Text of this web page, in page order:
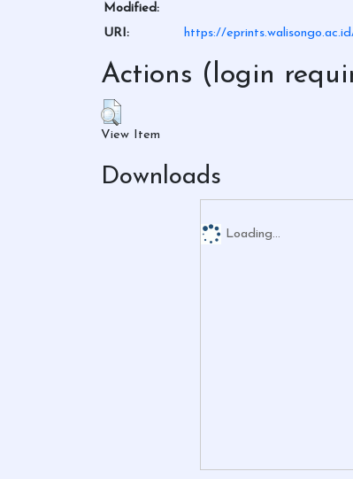
Modified:
URI: https://
Actions (login
View Item
Downloads
Loading...